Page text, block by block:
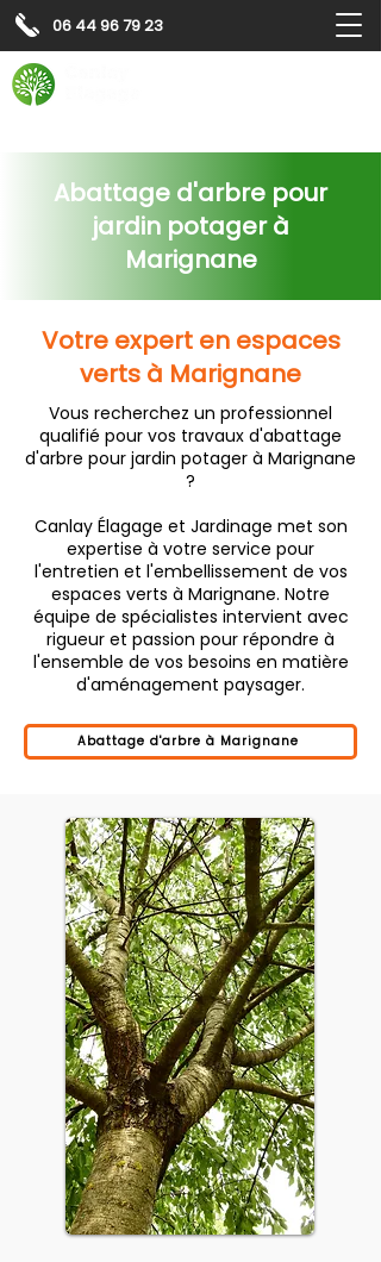
06 44 96 79 23
Abattage d'arbre pour
jardin potager à
Marignane
Votre expert en espaces
verts à Marignane
Vous recherchez un professionnel
qualifié pour vos travaux d'abattage
d'arbre pour jardin potager à Marignane
?
Canlay Élagage et Jardinage met son
expertise à votre service pour
l'entretien et l'embellissement de vos
espaces verts à Marignane. Notre
équipe de spécialistes intervient avec
rigueur et passion pour répondre à
l'ensemble de vos besoins en matière
d'aménagement paysager.
Abattage d'arbre à Marignane